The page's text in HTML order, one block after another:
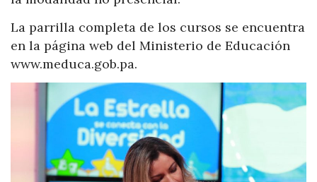
La parrilla completa de los cursos se encuentra
en la página web del Ministerio de Educación
www.meduca.gob.pa.